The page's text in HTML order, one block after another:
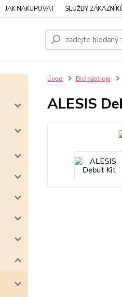
JAK NAKUPOVAT SLUŽBY
Úvod Bicí nástroje
ALESIS